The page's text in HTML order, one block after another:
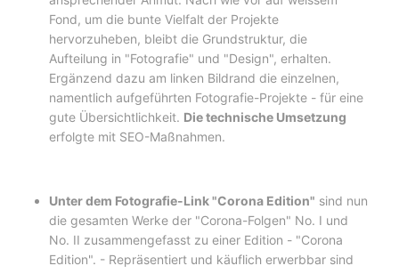
Fond, um die bunte Vielfalt der Projekte
hervorzuheben, bleibt die Grundstruktur, die
Aufteilung in "Fotografie" und "Design", erhalten.
Ergänzend dazu am linken Bildrand die einzelnen,
namentlich aufgeführten Fotografie-Projekte - für eine
gute Übersichtlichkeit. Die technische Umsetzung
erfolgte mit SEO-Maßnahmen.
Unter dem Fotografie-Link "Corona Edition" sind nun
die gesamten Werke der "Corona-Folgen" No. I und
No. II zusammengefasst zu einer Edition - "Corona
Edition". - Repräsentiert und käuflich erwerbbar sind